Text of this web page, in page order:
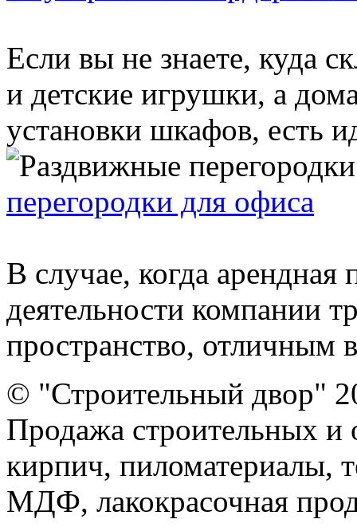
Если вы не знаете, куда
и детские игрушки, а
установки шкафов, есть
перегородки для офиса
В случае, когда арендная
деятельности компании
пространство, отличным
© "Строительный двор"
Продажа строительных и
кирпич, пиломатериалы,
МДФ, лакокрасочная